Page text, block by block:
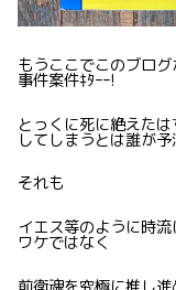
もうここでこのブロ
事件案件ｷﾀｰｰ!
とっくに死に絶えた
してしまうとは誰が
それも
イエス等のように時
ワケではなく